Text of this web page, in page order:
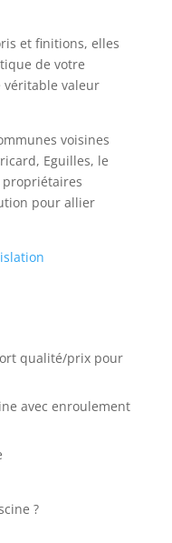
et finitions, elles
de votre
valeur
voisines
Eguilles, le
propriétaires
pour allier
qualité/prix pour
avec enroulement
?